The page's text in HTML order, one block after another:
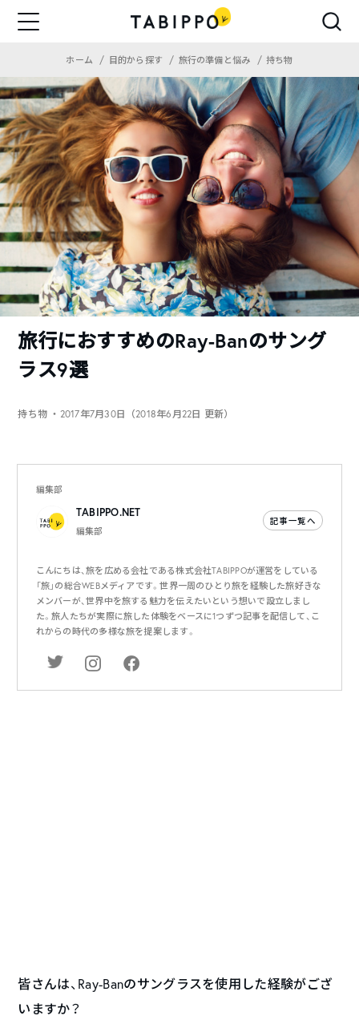
ホーム 目的から探す 旅行の準備と悩み 持ち物
旅行におすすめのRay-Banのサング
ラス9選
持ち物 ・2017年7月30日（2018年6月22日 更新）
編集部
TABIPPO.NET
編集部
記事一覧へ
こんにちは、旅を広める会社である株式会社TABIPPOが運営をしている
「旅」の総合WEBメディアです。世界一周のひとり旅を経験した旅好きな
メンバーが、世界中を旅する魅力を伝えたいという想いで設立しまし
た。旅人たちが実際に旅した体験をベースに1つずつ記事を配信して、こ
れからの時代の多様な旅を提案します。
皆さんは、Ray-Banのサングラスを使用した経験がござ
いますか？